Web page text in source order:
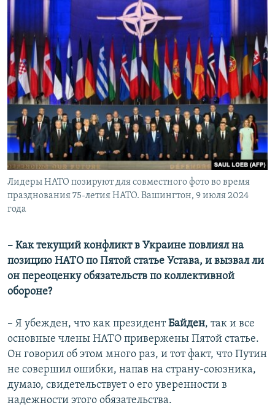
Лидеры НАТО позируют для совместного фото во время
празднования 75-летия НАТО. Вашингтон, 9 июля 2024
года
– Как текущий конфликт в Украине повлиял на
позицию НАТО по Пятой статье Устава, и вызвал ли
он переоценку обязательств по коллективной
обороне?
– Я убежден, что как президентБайден, так и все
основные члены НАТО привержены Пятой статье.
Он говорил об этом много раз, и тот факт, что Путин
не совершил ошибки, напав на страну-союзника,
думаю, свидетельствует о его уверенности в
надежности этого обязательства.